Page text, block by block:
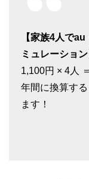
【家族4人で
ミュレーション
1,100円 × 4人 ＝
年間に換算す
ます！